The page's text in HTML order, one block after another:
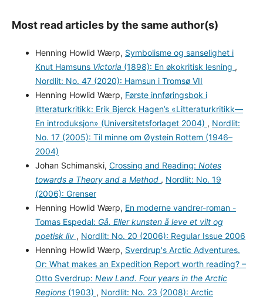
Most read articles by the same author(s)
Henning Howlid Wærp, Symbolisme og sanselighet i
Knut Hamsuns Victoria (1898): En økokritisk lesning ,
Nordlit: No. 47 (2020): Hamsun i Tromsø VII
Henning Howlid Wærp, Første innføringsbok i
litteraturkritikk: Erik Bjerck Hagen’s «Litteraturkritikk—
En introduksjon» (Universitetsforlaget 2004) , Nordlit:
No. 17 (2005): Til minne om Øystein Rottem (1946–
2004)
Johan Schimanski, Crossing and Reading: Notes
towards a Theory and a Method , Nordlit: No. 19
(2006): Grenser
Henning Howlid Wærp, En moderne vandrer-roman -
Tomas Espedal: Gå. Eller kunsten å leve et vilt og
poetisk liv , Nordlit: No. 20 (2006): Regular Issue 2006
Henning Howlid Wærp, Sverdrup's Arctic Adventures.
Or: What makes an Expedition Report worth reading? –
Otto Sverdrup: New Land. Four years in the Arctic
Regions(1903) , Nordlit: No. 23 (2008): Arctic